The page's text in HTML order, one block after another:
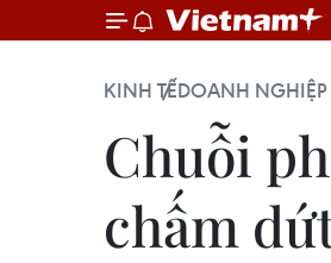
KINH TẾDOANH NGHIỆP
Chuỗi
chấm